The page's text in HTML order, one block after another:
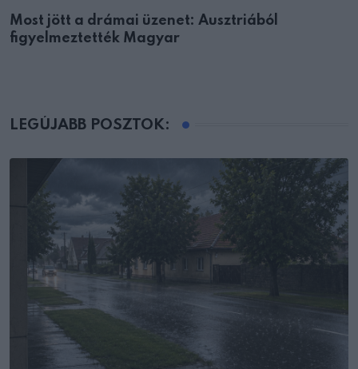
Most jött a drámai üzenet: Ausztriából
figyelmeztették Magyar
LEGÚJABB POSZTOK: